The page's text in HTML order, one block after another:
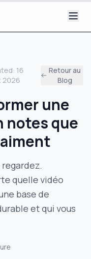
16
2026
Retour au
Blog
une
notes que
quelle vidéo
base de
et qui vous